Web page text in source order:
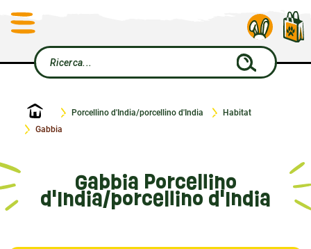
Home Porcellino d'India/porcellino d'India
Habitat
Gabbia
Gabbia Porcellino
d'India/porcellino d'India